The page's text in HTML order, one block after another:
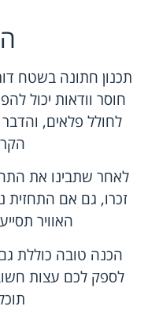
תכנון חתונה בשטח
חוסר וודאות יכול
לחולל פלאים,
לאחר שתבינו את
זכרו, גם אם התחזית
האוויר
הכנה טובה כוללת
לספק לכם עצות